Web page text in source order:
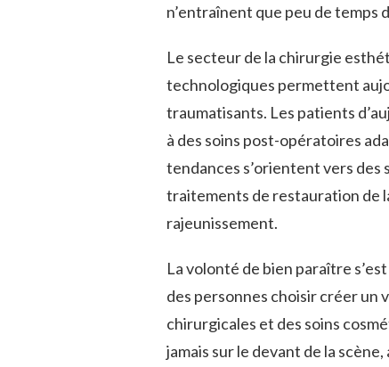
n’entraînent que peu de temps
Le secteur de la chirurgie
technologiques permettent
traumatisants. Les patients
à des soins post-opératoires
tendances s’orientent vers
traitements de restauration de
rajeunissement.
La volonté de bien paraître
des personnes choisir créer un
chirurgicales et des soins
jamais sur le devant de la